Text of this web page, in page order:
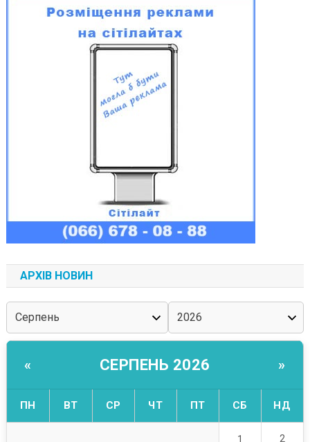
АРХІВ НОВИН
« СЕРПЕНЬ 2026 »
ПН ВТ СР ЧТ ПТ СБ НД
1 2